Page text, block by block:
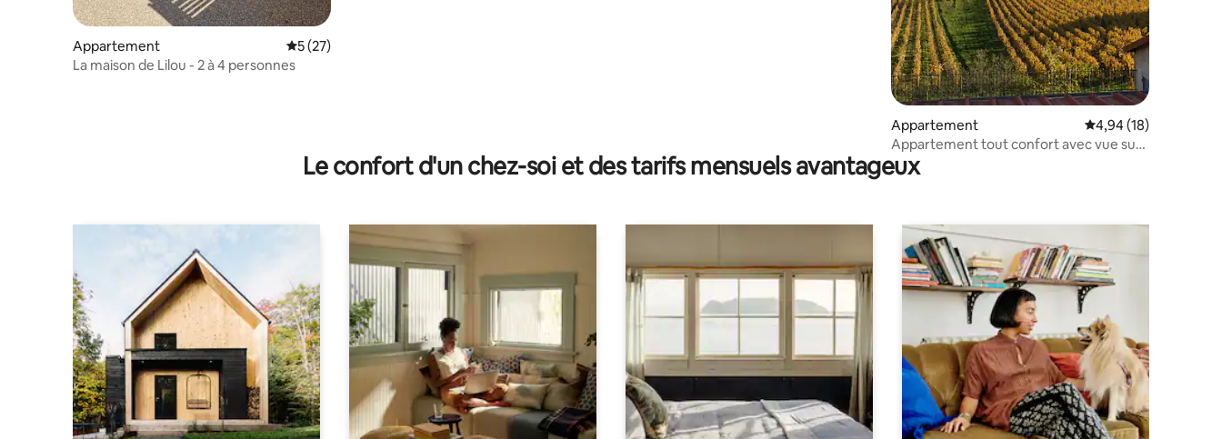
Appartement Évaluation moyenne sur la base de 27 commentaires : 5 sur 5
5 (27)
La maison de Lilou - 2 à 4 personnes
Appartement Évaluation moyenne
4,94 (18)
Appartement tout confort avec vue sur
vignes
Le confort d'un chez-soi et des tarifs mensuels avantageux